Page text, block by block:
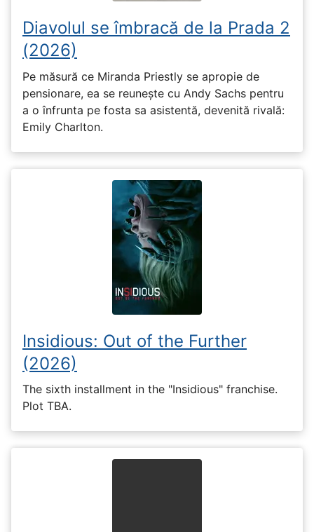
Diavolul se îmbracă de la Prada 2
(2026)
Pe măsură ce Miranda Priestly se apropie de
pensionare, ea se reunește cu Andy Sachs pentru
a o înfrunta pe fosta sa asistentă, devenită rivală:
Emily Charlton.
Insidious: Out of the Further
(2026)
The sixth installment in the "Insidious" franchise.
Plot TBA.